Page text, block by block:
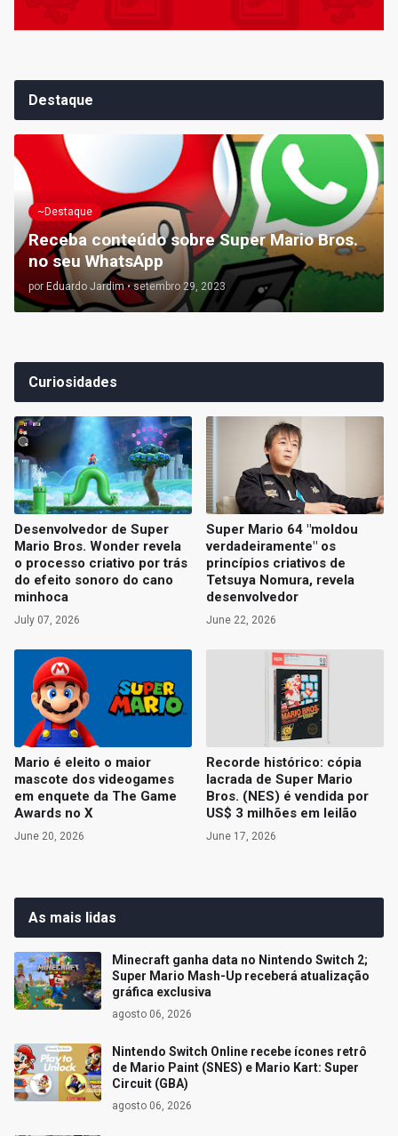
Destaque
~Destaque
Receba conteúdo sobre Super Mario Bros.
no seu WhatsApp
por Eduardo Jardim • setembro 29, 2023
Curiosidades
Desenvolvedor de Super
Mario Bros. Wonder revela
o processo criativo por trás
do efeito sonoro do cano
minhoca
July 07, 2026
Super Mario 64 "moldou
verdadeiramente" os
princípios criativos de
Tetsuya Nomura, revela
desenvolvedor
June 22, 2026
Mario é eleito o maior
mascote dos videogames
em enquete da The Game
Awards no X
June 20, 2026
Recorde histórico: cópia
lacrada de Super Mario
Bros. (NES) é vendida por
US$ 3 milhões em leilão
June 17, 2026
As mais lidas
Minecraft ganha data no Nintendo Switch 2;
Super Mario Mash-Up receberá atualização
gráfica exclusiva
agosto 06, 2026
Nintendo Switch Online recebe ícones retrô
de Mario Paint (SNES) e Mario Kart: Super
Circuit (GBA)
agosto 06, 2026